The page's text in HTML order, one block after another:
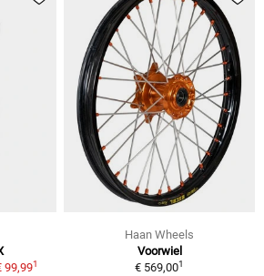
99,991
Haan Wheels
Voorwiel
€ 569,001